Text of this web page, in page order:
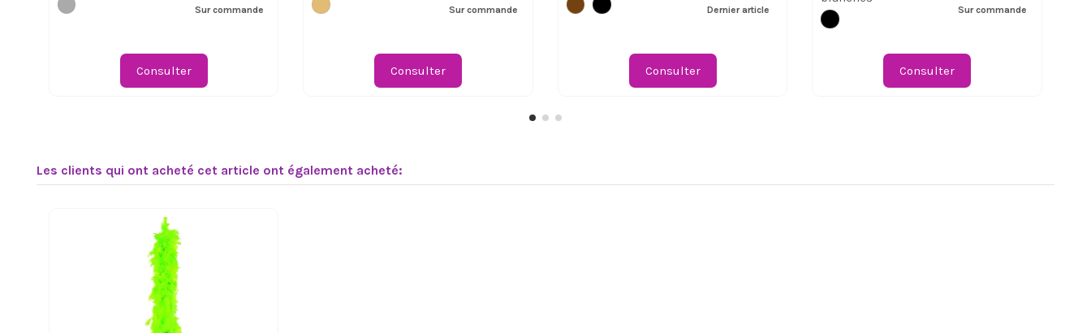
Sur commande
Consulter
Sur commande
Consulter
Dernier article
Consulter
Sur commande
Consulter
Les clients qui ont acheté cet article ont également acheté: